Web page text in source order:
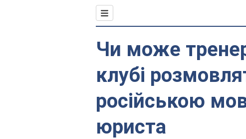
Чи може
клубі
російською
юриста